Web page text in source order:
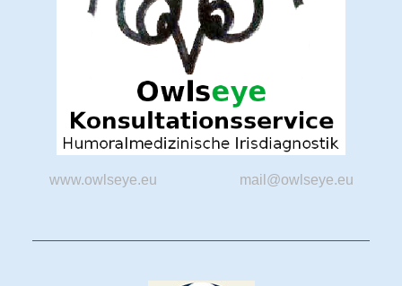
www.owlseye.eu mail@owlseye.eu